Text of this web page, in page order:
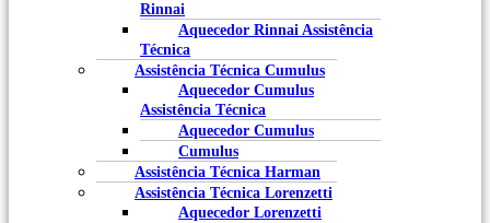
Rinnai
Aquecedor Rinnai Assistência
Técnica
Assistência Técnica Cumulus
Aquecedor Cumulus
Assistência Técnica
Aquecedor Cumulus
Cumulus
Assistência Técnica Harman
Assistência Técnica Lorenzetti
Aquecedor Lorenzetti